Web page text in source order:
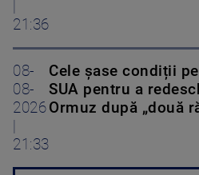
21:36
08-
08-
2026
21:33
Cele șase condiții
SUA pentru a
Ormuz după „două